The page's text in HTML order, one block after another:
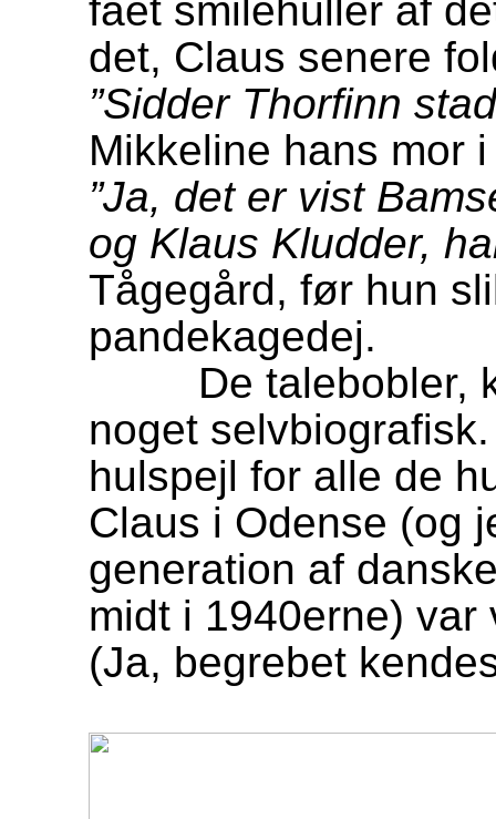
fået smilehuller af
det, Claus senere
”Sidder Thorfinn
Mikkeline hans mor i
”Ja, det er vist
og Klaus Kludder,
Tågegård, før hun
pandekagedej.
De talebobler,
noget
hulspejl for alle de
Claus i Odense (og
generation af
midt i 1940erne) var
(Ja, begrebet